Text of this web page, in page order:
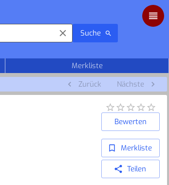
Suche
Merkliste
Zurück Nächste
Bewerten
Merkliste
Teilen